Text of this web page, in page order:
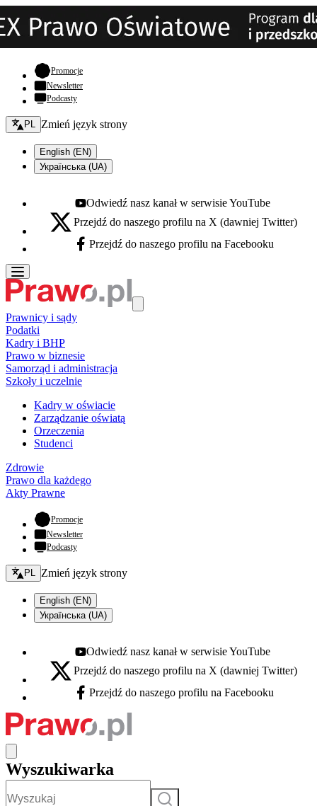
Promocje- otwiera się w nowej karcie
Newsletter
Podcasty
Zmień język - bieżący:
PL Zmień język strony
English (EN)
Українська (UA)
Youtube - otwiera się w nowej karcie
Odwiedź nasz kanał w serwisie YouTube
X - otwiera się w nowej karcie
Przejdź do naszego profilu na X (dawniej Twitter)
Facebook - otwiera się w nowej karcie
Przejdź do naszego profilu na Facebooku
Prawnicy i sądy
Podatki
Kadry i BHP
Prawo w biznesie
Samorząd i administracja
Szkoły i uczelnie
Kadry w oświacie
Zarządzanie oświatą
Orzeczenia
Studenci
Zdrowie
Prawo dla każdego
Akty Prawne
Promocje- otwiera się w nowej karcie
Newsletter
Podcasty
Zmień język - bieżący:
PL Zmień język strony
English (EN)
Українська (UA)
Youtube - otwiera się w nowej karcie
Odwiedź nasz kanał w serwisie YouTube
X - otwiera się w nowej karcie
Przejdź do naszego profilu na X (dawniej Twitter)
Facebook - otwiera się w nowej karcie
Przejdź do naszego profilu na Facebooku
Wyszukiwarka
Szukaj